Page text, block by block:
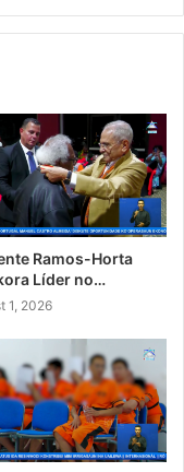
Ramos-Horta
Líder no…
1, 2026